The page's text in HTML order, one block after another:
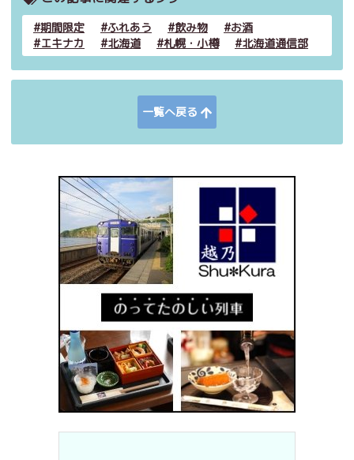
期間限定 ふれあう 飲み物
お酒
エキナカ
北海道 札幌・小樽 北海道通信部
一覧へ戻る